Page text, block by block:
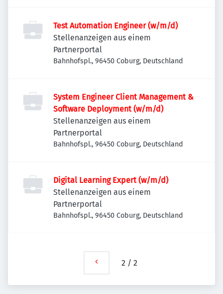
Test Automation Engineer (w/m/d)
Stellenanzeigen aus einem
Partnerportal
Bahnhofspl., 96450 Coburg, Deutschland
System Engineer Client Management &
Software Deployment (w/m/d)
Stellenanzeigen aus einem
Partnerportal
Bahnhofspl., 96450 Coburg, Deutschland
Digital Learning Expert (w/m/d)
Stellenanzeigen aus einem
Partnerportal
Bahnhofspl., 96450 Coburg, Deutschland
2 / 2